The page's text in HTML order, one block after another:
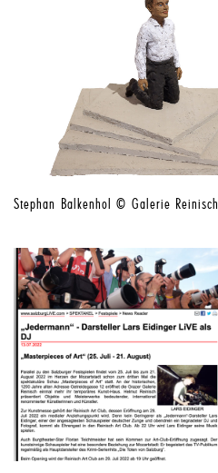
Stephan Balkenhol © Galerie Reinisch